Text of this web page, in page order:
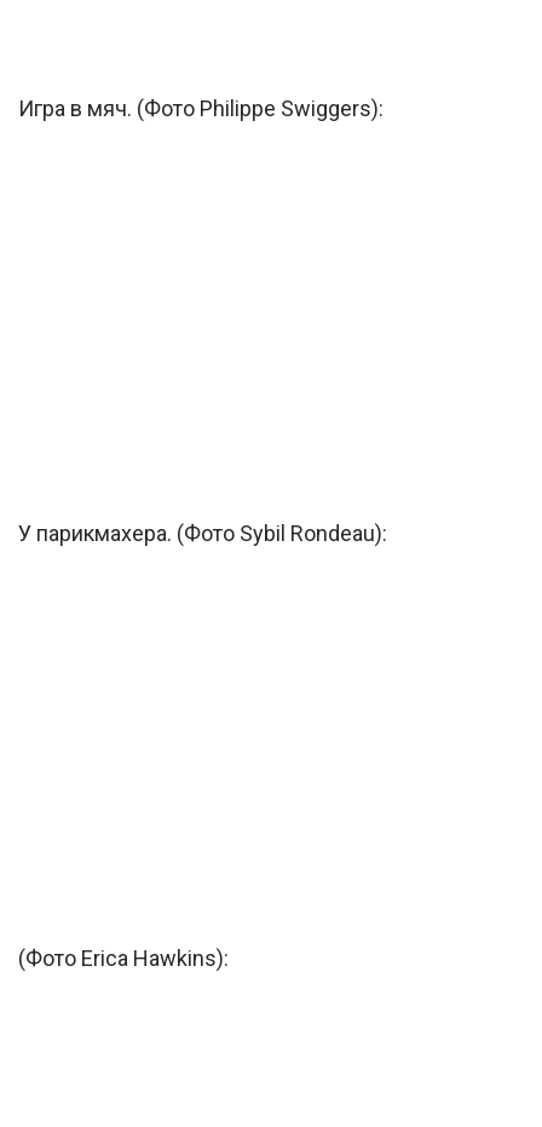
Игра в мяч. (Фото Philippe Swiggers):
У парикмахера. (Фото Sybil Rondeau):
(Фото Erica Hawkins):